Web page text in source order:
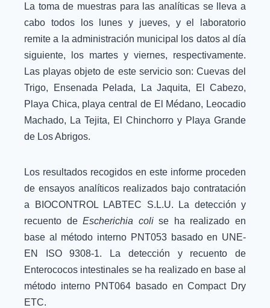
La toma de muestras para las analíticas se lleva a
cabo todos los lunes y jueves, y el laboratorio
remite a la administración municipal los datos al día
siguiente, los martes y viernes, respectivamente.
Las playas objeto de este servicio son: Cuevas del
Trigo, Ensenada Pelada, La Jaquita, El Cabezo,
Playa Chica, playa central de El Médano, Leocadio
Machado, La Tejita, El Chinchorro y Playa Grande
de Los Abrigos.
Los resultados recogidos en este informe proceden
de ensayos analíticos realizados bajo contratación
a BIOCONTROL LABTEC S.L.U. La detección y
recuento deEscherichia colise ha realizado en
base al método interno PNT053 basado en UNE-
EN ISO 9308-1. La detección y recuento de
Enterococos intestinales se ha realizado en base al
método interno PNT064 basado en Compact Dry
ETC.